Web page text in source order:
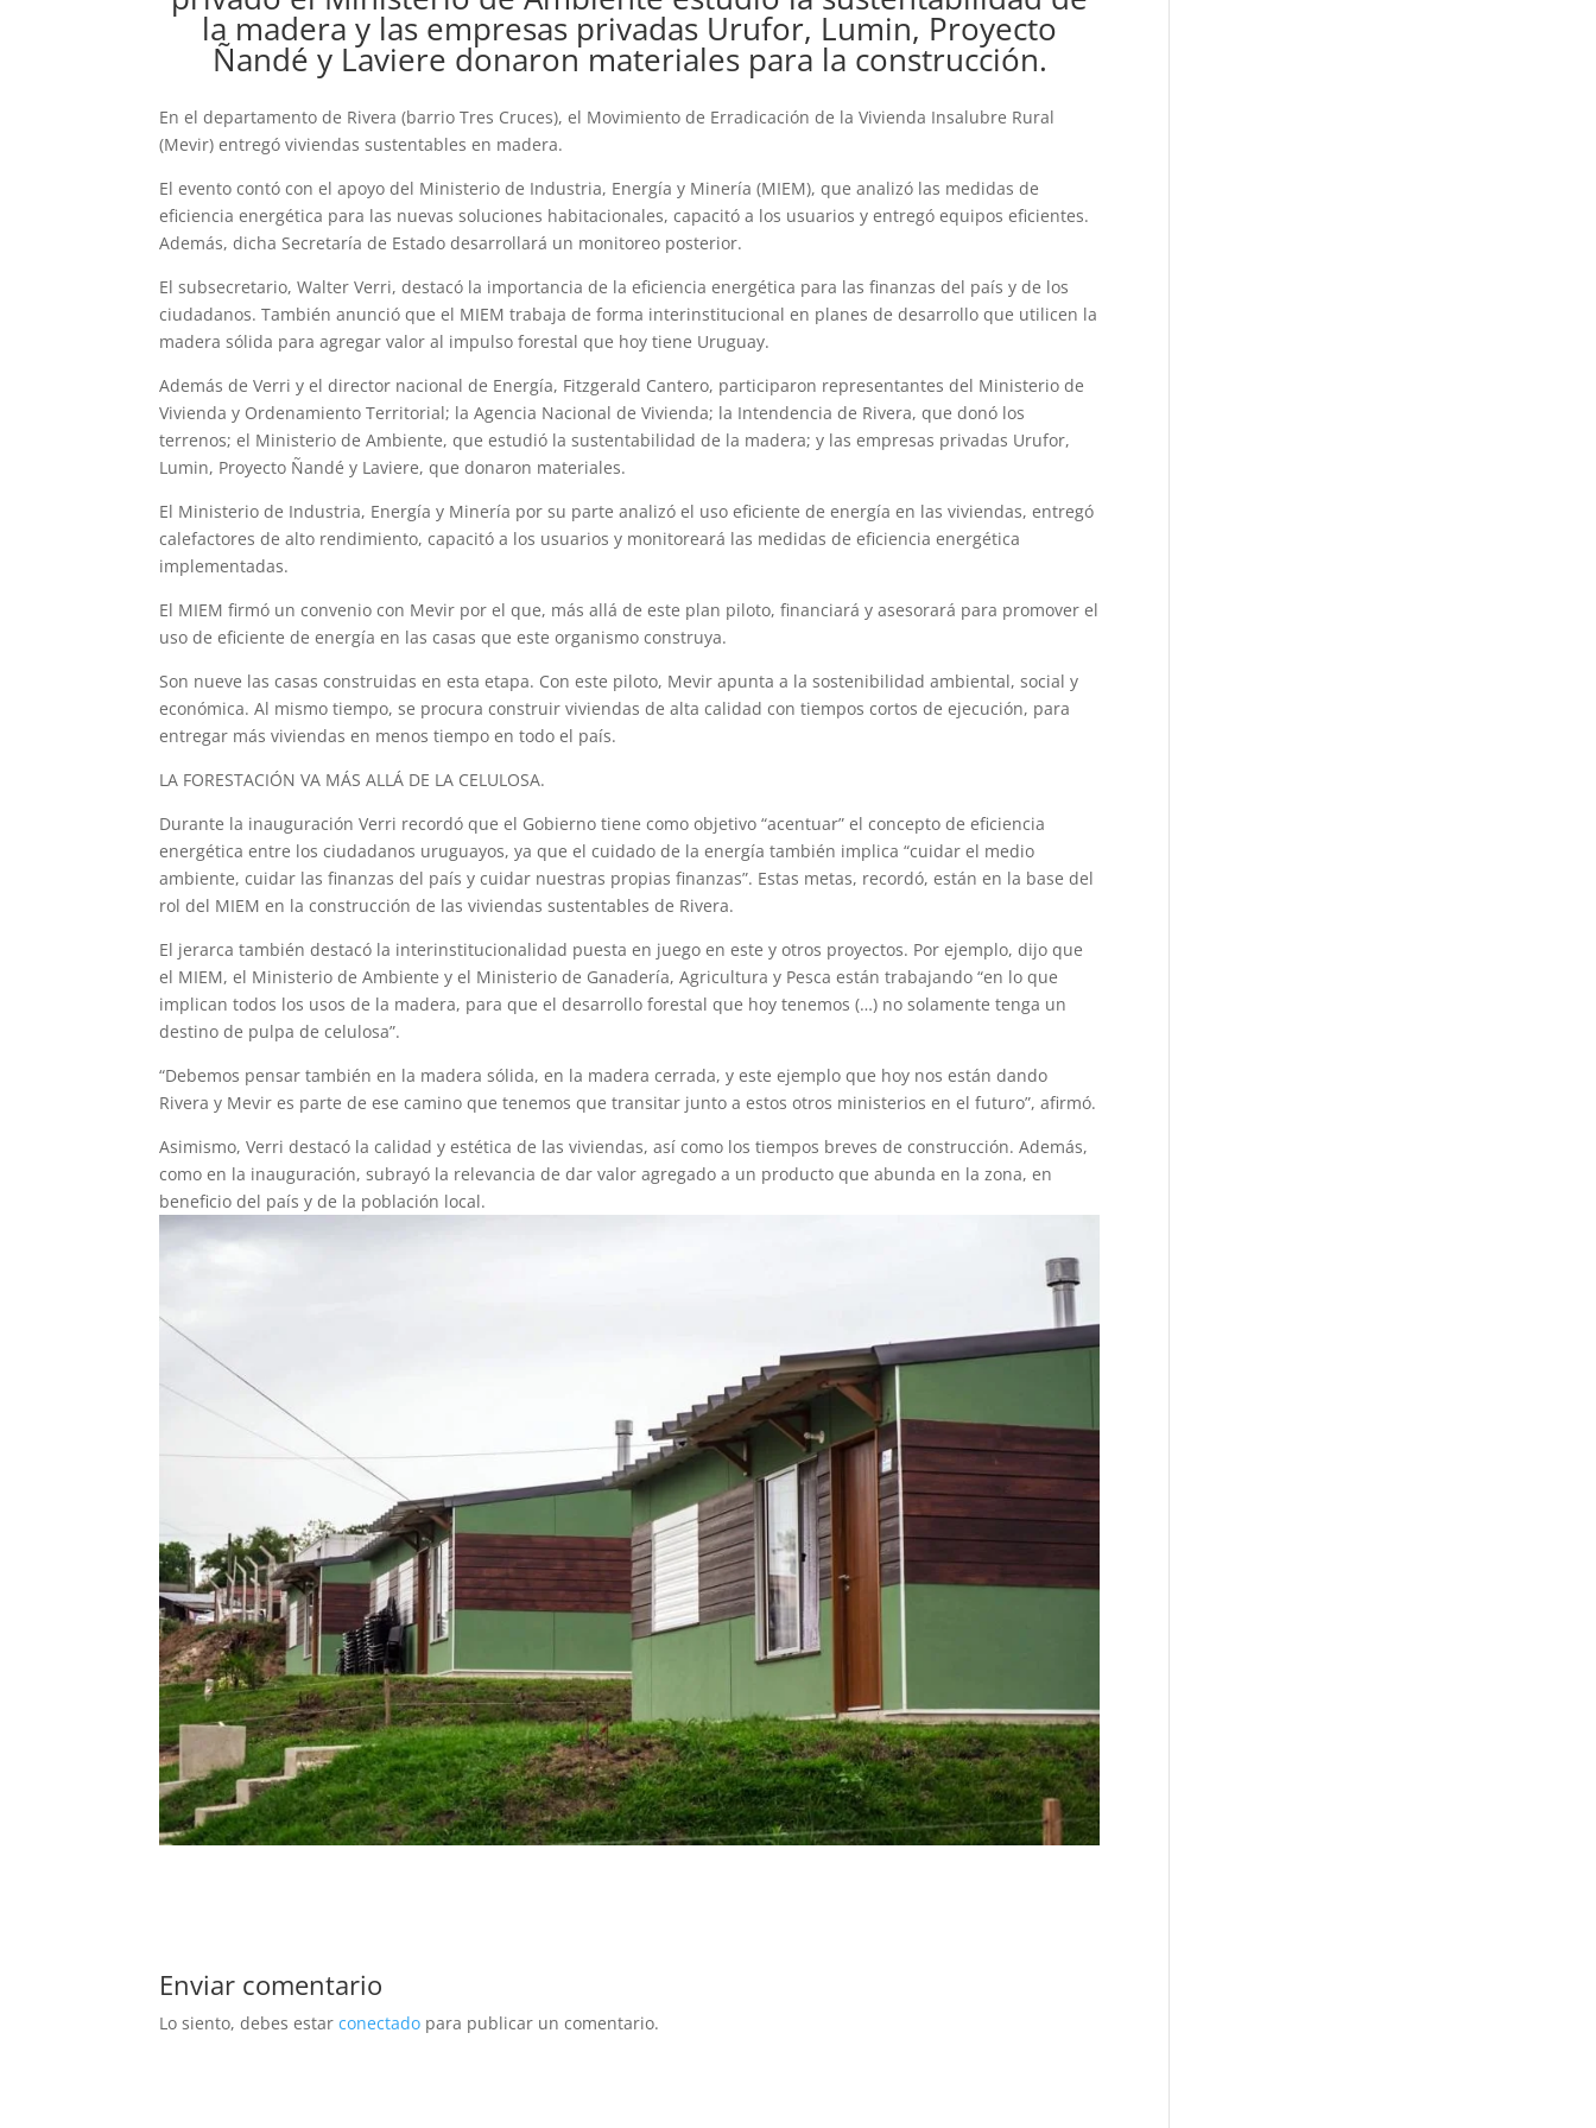
la madera y las empresas privadas Urufor, Lumin, Proyecto
Ñandé y Laviere donaron materiales para la construcción.
En el departamento de Rivera (barrio Tres Cruces), el Movimiento de Erradicación de la Vivienda Insalubre Rural
(Mevir) entregó viviendas sustentables en madera.
El evento contó con el apoyo del Ministerio de Industria, Energía y Minería (MIEM), que analizó las medidas de
eficiencia energética para las nuevas soluciones habitacionales, capacitó a los usuarios y entregó equipos eficientes.
Además, dicha Secretaría de Estado desarrollará un monitoreo posterior.
El subsecretario, Walter Verri, destacó la importancia de la eficiencia energética para las finanzas del país y de los
ciudadanos. También anunció que el MIEM trabaja de forma interinstitucional en planes de desarrollo que utilicen la
madera sólida para agregar valor al impulso forestal que hoy tiene Uruguay.
Además de Verri y el director nacional de Energía, Fitzgerald Cantero, participaron representantes del Ministerio de
Vivienda y Ordenamiento Territorial; la Agencia Nacional de Vivienda; la Intendencia de Rivera, que donó los
terrenos; el Ministerio de Ambiente, que estudió la sustentabilidad de la madera; y las empresas privadas Urufor,
Lumin, Proyecto Ñandé y Laviere, que donaron materiales.
El Ministerio de Industria, Energía y Minería por su parte analizó el uso eficiente de energía en las viviendas, entregó
calefactores de alto rendimiento, capacitó a los usuarios y monitoreará las medidas de eficiencia energética
implementadas.
El MIEM firmó un convenio con Mevir por el que, más allá de este plan piloto, financiará y asesorará para promover el
uso de eficiente de energía en las casas que este organismo construya.
Son nueve las casas construidas en esta etapa. Con este piloto, Mevir apunta a la sostenibilidad ambiental, social y
económica. Al mismo tiempo, se procura construir viviendas de alta calidad con tiempos cortos de ejecución, para
entregar más viviendas en menos tiempo en todo el país.
LA FORESTACIÓN VA MÁS ALLÁ DE LA CELULOSA.
Durante la inauguración Verri recordó que el Gobierno tiene como objetivo “acentuar” el concepto de eficiencia
energética entre los ciudadanos uruguayos, ya que el cuidado de la energía también implica “cuidar el medio
ambiente, cuidar las finanzas del país y cuidar nuestras propias finanzas”. Estas metas, recordó, están en la base del
rol del MIEM en la construcción de las viviendas sustentables de Rivera.
El jerarca también destacó la interinstitucionalidad puesta en juego en este y otros proyectos. Por ejemplo, dijo que
el MIEM, el Ministerio de Ambiente y el Ministerio de Ganadería, Agricultura y Pesca están trabajando “en lo que
implican todos los usos de la madera, para que el desarrollo forestal que hoy tenemos (…) no solamente tenga un
destino de pulpa de celulosa”.
“Debemos pensar también en la madera sólida, en la madera cerrada, y este ejemplo que hoy nos están dando
Rivera y Mevir es parte de ese camino que tenemos que transitar junto a estos otros ministerios en el futuro”, afirmó.
Asimismo, Verri destacó la calidad y estética de las viviendas, así como los tiempos breves de construcción. Además,
como en la inauguración, subrayó la relevancia de dar valor agregado a un producto que abunda en la zona, en
beneficio del país y de la población local.
Enviar comentario
Lo siento, debes estarconectado para publicar un comentario.